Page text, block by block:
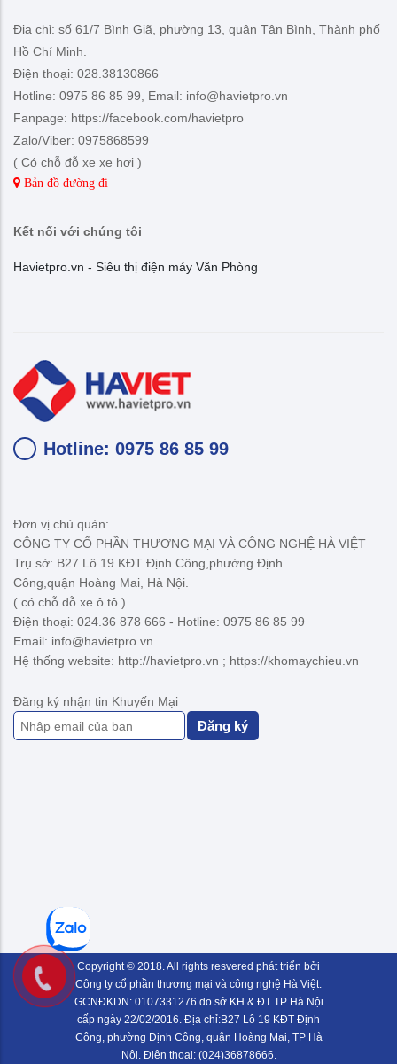
Địa chỉ: số 61/7 Bình Giã, phường 13, quận Tân Bình, Thành phố
Hồ Chí Minh.
Điện thoại: 028.38130866
Hotline: 0975 86 85 99, Email: info@havietpro.vn
Fanpage: https://facebook.com/havietpro
Zalo/Viber: 0975868599
( Có chỗ đỗ xe xe hơi )
Bản đồ đường đi
Kết nối với chúng tôi
Havietpro.vn - Siêu thị điện máy Văn Phòng
Hotline: 0975 86 85 99
Đơn vị chủ quản:
CÔNG TY CỔ PHẦN THƯƠNG MẠI VÀ CÔNG NGHỆ HÀ VIỆT
Trụ sở: B27 Lô 19 KĐT Định Công,phường Định
Công,quận Hoàng Mai, Hà Nội.
( có chỗ đỗ xe ô tô )
Điện thoại: 024.36 878 666 - Hotline: 0975 86 85 99
Email: info@havietpro.vn
Hệ thống website: http://havietpro.vn ; https://khomaychieu.vn
Đăng ký nhận tin Khuyến Mại
Đăng ký
Copyright © 2018. All rights resvered phát triển bởi
Công ty cổ phần thương mại và công nghệ Hà Việt.
GCNĐKDN: 0107331276 do sở KH & ĐT TP Hà Nội
cấp ngày 22/02/2016. Địa chỉ:B27 Lô 19 KĐT Định
Công, phường Định Công, quận Hoàng Mai, TP Hà
Nội. Điện thoại: (024)36878666.